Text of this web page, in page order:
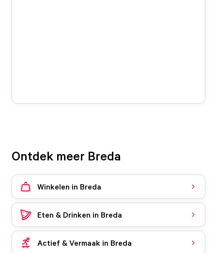
Ontdek meer Breda
Winkelen in Breda
Eten & Drinken in Breda
Actief & Vermaak in Breda